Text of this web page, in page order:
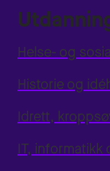
Helse- og
Historie og
Idrett,
IT, informatikk